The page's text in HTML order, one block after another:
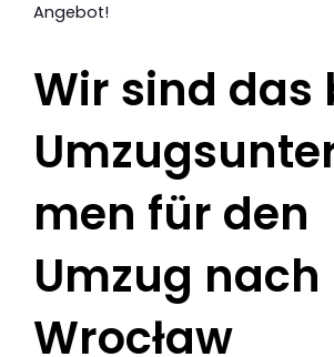
Angebot!
Wir sind das
men für den
Umzug nach
Wrocław